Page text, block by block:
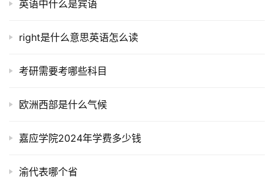
英语中什么是宾语
right是什么意思英语怎么读
考研需要考哪些科目
欧洲西部是什么气候
嘉应学院2024年学费多少钱
渝代表哪个省